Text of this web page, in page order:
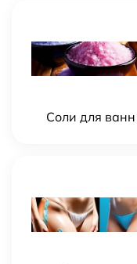
Соли для ванн